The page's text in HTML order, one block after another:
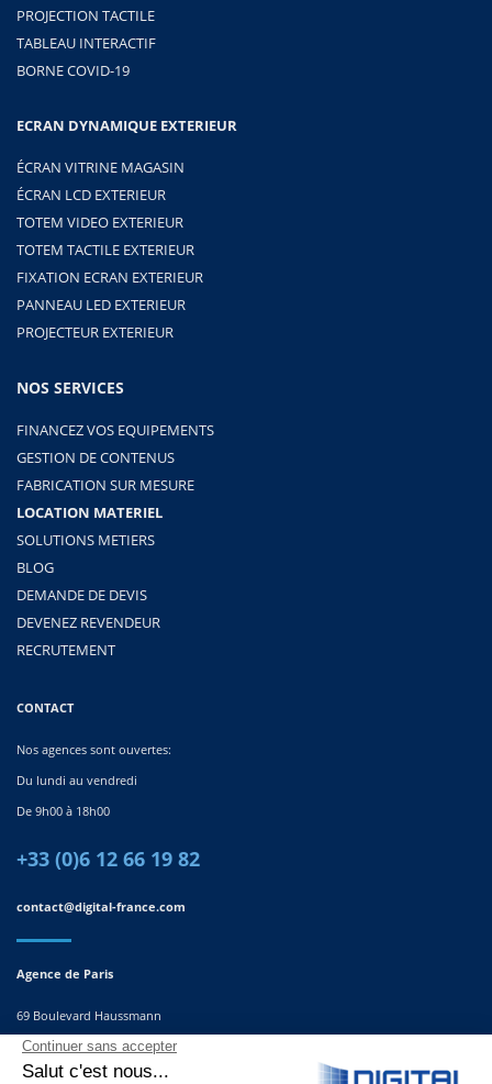
PROJECTION TACTILE
TABLEAU INTERACTIF
BORNE COVID-19
ECRAN DYNAMIQUE EXTERIEUR
ÉCRAN VITRINE MAGASIN
ÉCRAN LCD EXTERIEUR
TOTEM VIDEO EXTERIEUR
TOTEM TACTILE EXTERIEUR
FIXATION ECRAN EXTERIEUR
PANNEAU LED EXTERIEUR
PROJECTEUR EXTERIEUR
NOS SERVICES
FINANCEZ VOS EQUIPEMENTS
GESTION DE CONTENUS
FABRICATION SUR MESURE
LOCATION MATERIEL
SOLUTIONS METIERS
BLOG
DEMANDE DE DEVIS
DEVENEZ REVENDEUR
RECRUTEMENT
CONTACT
Nos agences sont ouvertes:
Du lundi au vendredi
De 9h00 à 18h00
+33 (0)6 12 66 19 82
contact@digital-france.com
Agence de Paris
69 Boulevard Haussmann
75008, Paris
France